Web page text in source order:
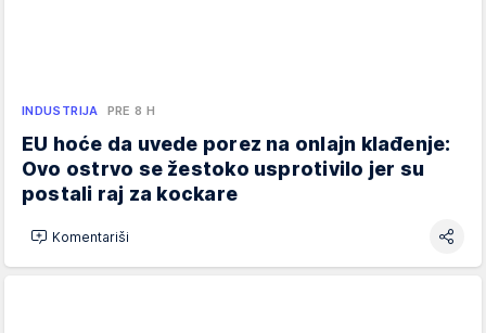
INDUSTRIJA PRE 8 H
EU hoće da uvede porez na onlajn klađenje:
Ovo ostrvo se žestoko usprotivilo jer su
postali raj za kockare
Komentariši